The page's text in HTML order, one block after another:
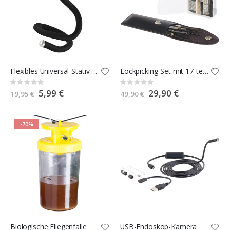
Flexibles Universal-Stativ für Kompakt-Kameras
Rating:
0%
19,95 € Special
Price
5,99 €
Lockpicking-Set mit 17-teiliger Dietrich-Tasche und Übungs-Schloss
Rating:
0%
49,90 € Special
Price
29,90 €
-70%
Biologische Fliegenfalle USB-Endoskop-Kamera